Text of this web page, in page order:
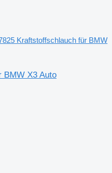
Kraftstoffschlauch für BMW
BMW X3 Auto